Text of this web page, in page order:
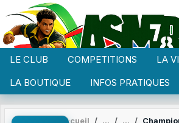
LE CLUB COMPETITIONS
LA
LA BOUTIQUE
INFOS PRATIQUES
Accueil
Panneau de gestion des cookies